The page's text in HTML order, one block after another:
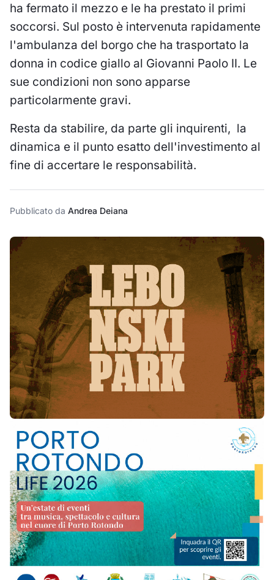
ha fermato il mezzo e le ha prestato il primi
soccorsi. Sul posto è intervenuta rapidamente
l'ambulanza del borgo che ha trasportato la
donna in codice giallo al Giovanni Paolo II. Le
sue condizioni non sono apparse
particolarmente gravi.
Resta da stabilire, da parte gli inquirenti, la
dinamica e il punto esatto dell'investimento al
fine di accertare le responsabilità.
Pubblicato da Andrea Deiana